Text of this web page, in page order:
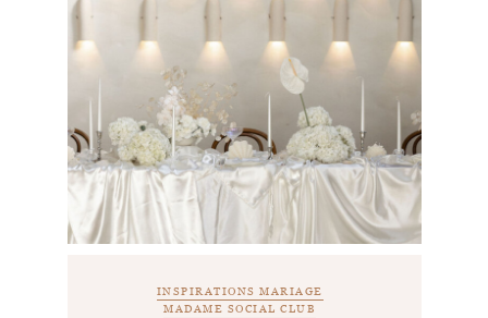
INSPIRATIONS MARIAGE
MADAME SOCIAL CLUB